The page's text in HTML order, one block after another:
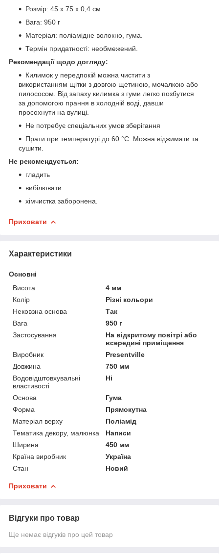
Розмір: 45 х 75 х 0,4 см
Вага: 950 г
Матеріал: поліамідне волокно, гума.
Термін придатності: необмежений.
Рекомендації щодо догляду:
Килимок у передпокій можна чистити з
використанням щітки з довгою щетиною, мочалкою або
пилососом. Від запаху килимка з гуми легко позбутися
за допомогою прання в холодній воді, давши
просохнути на вулиці.
Не потребує спеціальних умов зберігання
Прати при температурі до 60 °C. Можна віджимати та
сушити.
Не рекомендується:
гладить
вибілювати
хімчистка заборонена.
Приховати
Характеристики
Основні
Висота
4 мм
Колір
Різні кольори
Нековзна основа
Так
Вага
950 г
Застосування
На відкритому повітрі або
всередині приміщення
Виробник
Presentville
Довжина
750 мм
Водовідштовхувальні
властивості
Ні
Основа
Гума
Форма
Прямокутна
Матеріал верху
Поліамід
Тематика декору, малюнка
Написи
Ширина
450 мм
Країна виробник
Україна
Стан
Новий
Приховати
Відгуки про товар
Ще немає відгуків про цей товар